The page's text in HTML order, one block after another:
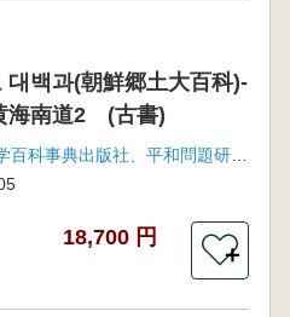
대백과(朝鮮郷土大百科)-
南道2 (古書)
科学百科事典出版社、平和問題研究所
18,700 円
＋